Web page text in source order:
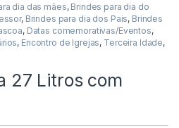
dia das mães, Brindes para dia do
, Brindes para dia dos Pais, Brindes
, Datas comemorativas/Eventos,
, Encontro de Igrejas, Terceira Idade,
27 Litros com